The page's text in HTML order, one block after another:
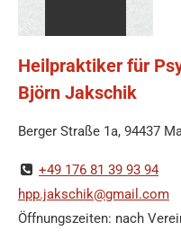
Heilpraktiker für
Björn Jakschik
Berger Straße 1a, 94437
+49 176 81 39 93 94
hpp.jakschik@gmail.com
Öffnungszeiten: nach